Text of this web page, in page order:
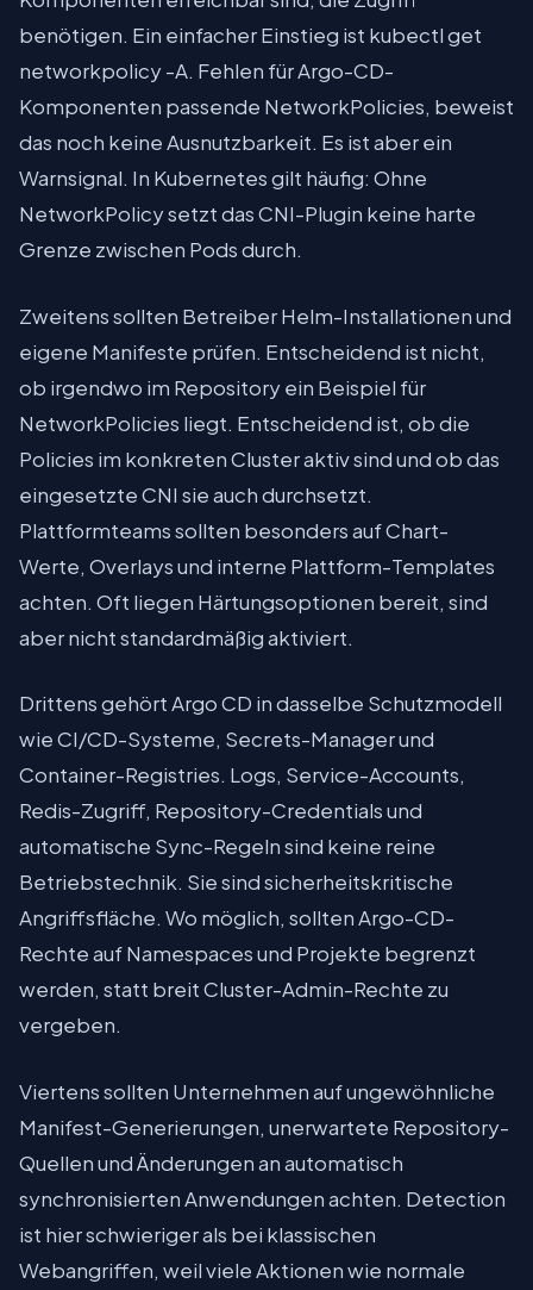
benötigen. Ein einfacher Einstieg ist kubectl get
networkpolicy -A. Fehlen für Argo-CD-
Komponenten passende NetworkPolicies, beweist
das noch keine Ausnutzbarkeit. Es ist aber ein
Warnsignal. In Kubernetes gilt häufig: Ohne
NetworkPolicy setzt das CNI-Plugin keine harte
Grenze zwischen Pods durch.
Zweitens sollten Betreiber Helm-Installationen und
eigene Manifeste prüfen. Entscheidend ist nicht,
ob irgendwo im Repository ein Beispiel für
NetworkPolicies liegt. Entscheidend ist, ob die
Policies im konkreten Cluster aktiv sind und ob das
eingesetzte CNI sie auch durchsetzt.
Plattformteams sollten besonders auf Chart-
Werte, Overlays und interne Plattform-Templates
achten. Oft liegen Härtungsoptionen bereit, sind
aber nicht standardmäßig aktiviert.
Drittens gehört Argo CD in dasselbe Schutzmodell
wie CI/CD-Systeme, Secrets-Manager und
Container-Registries. Logs, Service-Accounts,
Redis-Zugriff, Repository-Credentials und
automatische Sync-Regeln sind keine reine
Betriebstechnik. Sie sind sicherheitskritische
Angriffsfläche. Wo möglich, sollten Argo-CD-
Rechte auf Namespaces und Projekte begrenzt
werden, statt breit Cluster-Admin-Rechte zu
vergeben.
Viertens sollten Unternehmen auf ungewöhnliche
Manifest-Generierungen, unerwartete Repository-
Quellen und Änderungen an automatisch
synchronisierten Anwendungen achten. Detection
ist hier schwieriger als bei klassischen
Webangriffen, weil viele Aktionen wie normale